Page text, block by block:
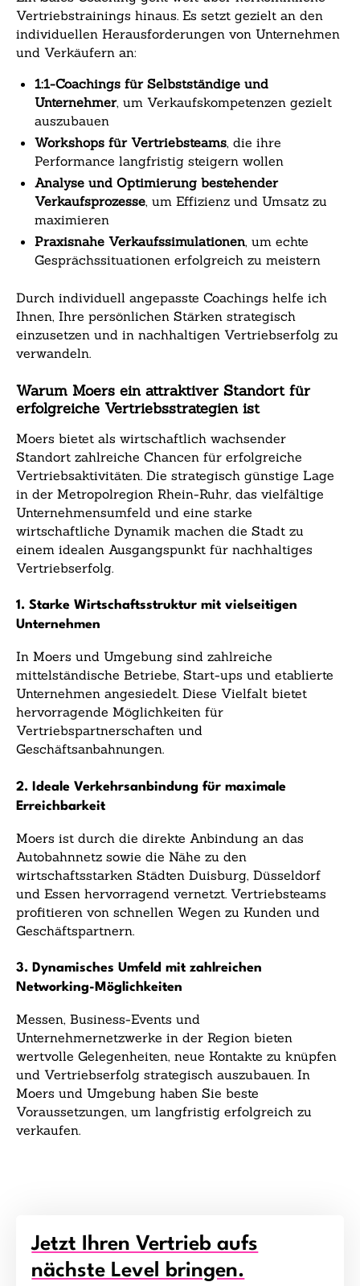
Vertriebstrainings hinaus. Es setzt gezielt an den
individuellen Herausforderungen von Unternehmen
und Verkäufern an:
1:1-Coachings für Selbstständige und
Unternehmer, um Verkaufskompetenzen gezielt
auszubauen
Workshops für Vertriebsteams, die ihre
Performance langfristig steigern wollen
Analyse und Optimierung bestehender
Verkaufsprozesse, um Effizienz und Umsatz zu
maximieren
Praxisnahe Verkaufssimulationen, um echte
Gesprächssituationen erfolgreich zu meistern
Durch individuell angepasste Coachings helfe ich
Ihnen, Ihre persönlichen Stärken strategisch
einzusetzen und in nachhaltigen Vertriebserfolg zu
verwandeln.
Warum Moers ein attraktiver Standort für
erfolgreiche Vertriebsstrategien ist
Moers bietet als wirtschaftlich wachsender
Standort zahlreiche Chancen für erfolgreiche
Vertriebsaktivitäten. Die strategisch günstige Lage
in der Metropolregion Rhein-Ruhr, das vielfältige
Unternehmensumfeld und eine starke
wirtschaftliche Dynamik machen die Stadt zu
einem idealen Ausgangspunkt für nachhaltiges
Vertriebserfolg.
1. Starke Wirtschaftsstruktur mit vielseitigen
Unternehmen
In Moers und Umgebung sind zahlreiche
mittelständische Betriebe, Start-ups und etablierte
Unternehmen angesiedelt. Diese Vielfalt bietet
hervorragende Möglichkeiten für
Vertriebspartnerschaften und
Geschäftsanbahnungen.
2. Ideale Verkehrsanbindung für maximale
Erreichbarkeit
Moers ist durch die direkte Anbindung an das
Autobahnnetz sowie die Nähe zu den
wirtschaftsstarken Städten Duisburg, Düsseldorf
und Essen hervorragend vernetzt. Vertriebsteams
profitieren von schnellen Wegen zu Kunden und
Geschäftspartnern.
3. Dynamisches Umfeld mit zahlreichen
Networking-Möglichkeiten
Messen, Business-Events und
Unternehmernetzwerke in der Region bieten
wertvolle Gelegenheiten, neue Kontakte zu knüpfen
und Vertriebserfolg strategisch auszubauen. In
Moers und Umgebung haben Sie beste
Voraussetzungen, um langfristig erfolgreich zu
verkaufen.
Jetzt Ihren Vertrieb aufs
nächste Level bringen.